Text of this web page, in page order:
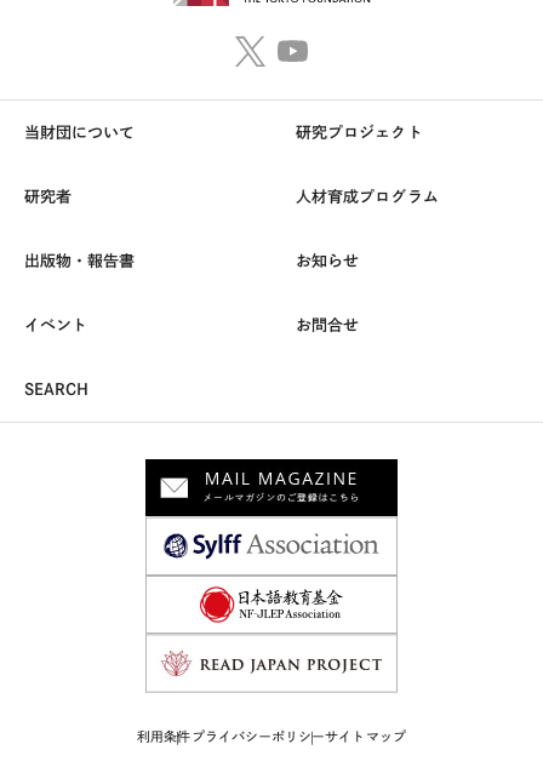
当財団について 研究プロジェクト
研究者 人材育成プログラム
出版物・報告書 お知らせ
イベント お問合せ
SEARCH
利用条件プライバシーポリシーサイトマップ